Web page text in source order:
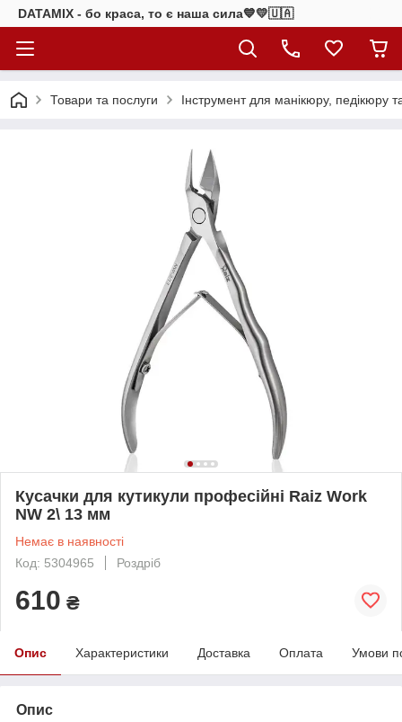
DATAMIX - бо краcа, то є наша сила​💙💛🇺🇦​
Товари та послуги Інструмент для манікюру, педікюру
Кусачки для кутикули професійні Raiz Work
NW 2\ 13 мм
Немає в наявності
Код: 5304965
Роздріб
610 ₴
Опис Характеристики Доставка Оплата Умови
Опис